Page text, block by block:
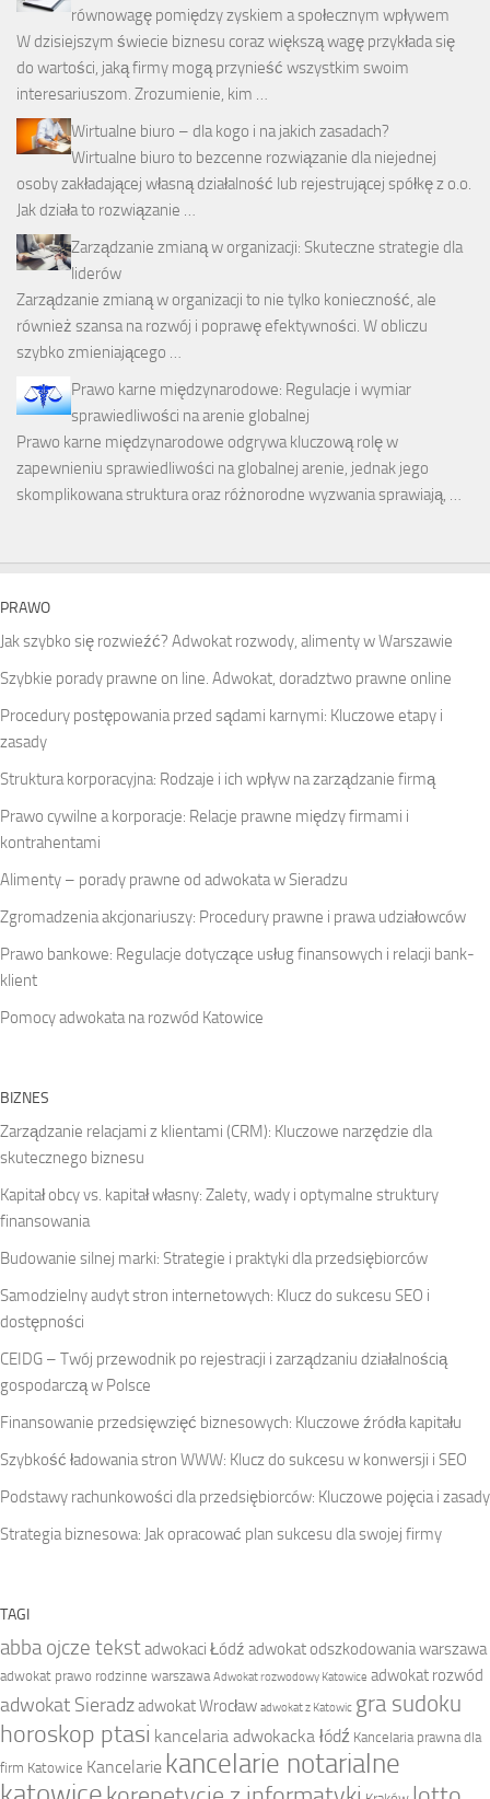
równowagę pomiędzy zyskiem a społecznym wpływem
W dzisiejszym świecie biznesu coraz większą wagę przykłada się
do wartości, jaką firmy mogą przynieść wszystkim swoim
interesariuszom. Zrozumienie, kim …
Wirtualne biuro – dla kogo i na jakich zasadach?
Wirtualne biuro to bezcenne rozwiązanie dla niejednej
osoby zakładającej własną działalność lub rejestrującej spółkę z o.o.
Jak działa to rozwiązanie …
Zarządzanie zmianą w organizacji: Skuteczne strategie dla
liderów
Zarządzanie zmianą w organizacji to nie tylko konieczność, ale
również szansa na rozwój i poprawę efektywności. W obliczu
szybko zmieniającego …
Prawo karne międzynarodowe: Regulacje i wymiar
sprawiedliwości na arenie globalnej
Prawo karne międzynarodowe odgrywa kluczową rolę w
zapewnieniu sprawiedliwości na globalnej arenie, jednak jego
skomplikowana struktura oraz różnorodne wyzwania sprawiają, …
PRAWO
Jak szybko się rozwieźć? Adwokat rozwody, alimenty w Warszawie
Szybkie porady prawne on line. Adwokat, doradztwo prawne online
Procedury postępowania przed sądami karnymi: Kluczowe etapy i
zasady
Struktura korporacyjna: Rodzaje i ich wpływ na zarządzanie firmą
Prawo cywilne a korporacje: Relacje prawne między firmami i
kontrahentami
Alimenty – porady prawne od adwokata w Sieradzu
Zgromadzenia akcjonariuszy: Procedury prawne i prawa udziałowców
Prawo bankowe: Regulacje dotyczące usług finansowych i relacji bank-
klient
Pomocy adwokata na rozwód Katowice
BIZNES
Zarządzanie relacjami z klientami (CRM): Kluczowe narzędzie dla
skutecznego biznesu
Kapitał obcy vs. kapitał własny: Zalety, wady i optymalne struktury
finansowania
Budowanie silnej marki: Strategie i praktyki dla przedsiębiorców
Samodzielny audyt stron internetowych: Klucz do sukcesu SEO i
dostępności
CEIDG – Twój przewodnik po rejestracji i zarządzaniu działalnością
gospodarczą w Polsce
Finansowanie przedsięwzięć biznesowych: Kluczowe źródła kapitału
Szybkość ładowania stron WWW: Klucz do sukcesu w konwersji i SEO
Podstawy rachunkowości dla przedsiębiorców: Kluczowe pojęcia i zasady
Strategia biznesowa: Jak opracować plan sukcesu dla swojej firmy
TAGI
abba ojcze tekstadwokaci Łódź adwokat odszkodowania warszawa
adwokat prawo rodzinne warszawa Adwokat rozwodowy Katowice adwokat rozwód
adwokat Sieradzadwokat Wrocław adwokat z Katowic gra sudoku
horoskop ptasi kancelaria adwokacka łódź Kancelaria prawna dla
firm Katowice Kancelarie kancelarie notarialne